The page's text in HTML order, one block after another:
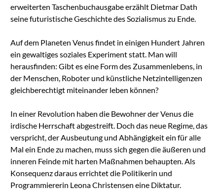
erweiterten Taschenbuchausgabe erzählt Dietmar Dath
seine futuristische Geschichte des Sozialismus zu Ende.
Auf dem Planeten Venus findet in einigen Hundert Jahren
ein gewaltiges soziales Experiment statt. Man will
herausfinden: Gibt es eine Form des Zusammenlebens, in
der Menschen, Roboter und künstliche Netzintelligenzen
gleichberechtigt miteinander leben können?
In einer Revolution haben die Bewohner der Venus die
irdische Herrschaft abgestreift. Doch das neue Regime, das
verspricht, der Ausbeutung und Abhängigkeit ein für alle
Mal ein Ende zu machen, muss sich gegen die äußeren und
inneren Feinde mit harten Maßnahmen behaupten. Als
Konsequenz daraus errichtet die Politikerin und
Programmiererin Leona Christensen eine Diktatur.